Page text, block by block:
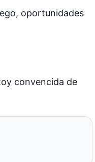
oportunidades
convencida de